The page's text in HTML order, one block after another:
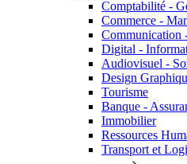
Comptabilité -
Commerce -
Communication
Digital -
Audiovisuel -
Design
Tourisme
Banque -
Immobilier
Ressources
Transport et